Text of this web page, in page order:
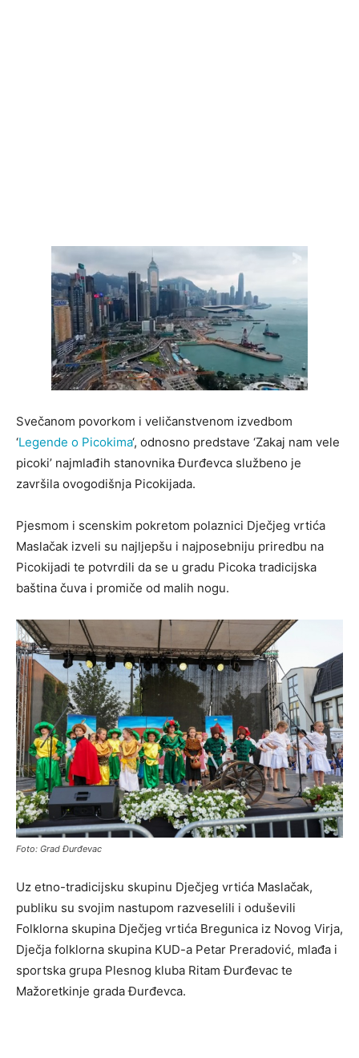
Svečanom povorkom i veličanstvenom izvedbom
‘Legende o Picokima‘, odnosno predstave ‘Zakaj nam vele
picoki’ najmlađih stanovnika Đurđevca službeno je
završila ovogodišnja Picokijada.
Pjesmom i scenskim pokretom polaznici Dječjeg vrtića
Maslačak izveli su najljepšu i najposebniju priredbu na
Picokijadi te potvrdili da se u gradu Picoka tradicijska
baština čuva i promiče od malih nogu.
Foto: Grad Đurđevac
Uz etno-tradicijsku skupinu Dječjeg vrtića Maslačak,
publiku su svojim nastupom razveselili i oduševili
Folklorna skupina Dječjeg vrtića Bregunica iz Novog Virja,
Dječja folklorna skupina KUD-a Petar Preradović, mlađa i
sportska grupa Plesnog kluba Ritam Đurđevac te
Mažoretkinje grada Đurđevca.